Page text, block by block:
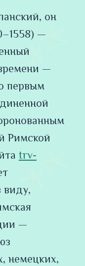
он
—
—
первым
Римской
trv-
виду,
—
немецких,